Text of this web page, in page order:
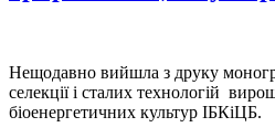
Нещодавно вийшла з друку
селекції і сталих технологій
біоенергетичних культур ІБКіЦБ.